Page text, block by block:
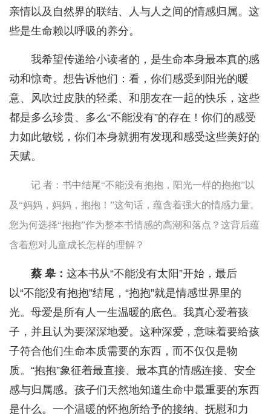
亲情以及自然界的联结、人与人之间的情感归属。这
些是生命赖以呼吸的养分。
我希望传递给小读者的，是生命本身最本真的感
动和惊奇。想告诉他们：看，你们感受到阳光的暖
意、风吹过皮肤的轻柔、和朋友在一起的快乐，这些
都是多么珍贵、多么“不能没有”的存在！你们的感受
力如此敏锐，你们本身就拥有发现和感受这些美好的
天赋。
记 者：书中结尾“不能没有抱抱，阳光一样的抱抱”以
及“妈妈，妈妈，抱抱！”这句话，蕴含着强大的情感力量。
您为何选择“抱抱”作为整本书情感的高潮和落点？这背后蕴
含着您对儿童成长怎样的理解？
蔡 皋： 这本书从“不能没有太阳”开始，最后
以“不能没有抱抱”结尾，“抱抱”就是情感世界里的
光。母爱是所有人一生温暖的底色。我真心爱着孩
子，并且认为要深深地爱。这种深爱，意味着要给孩
子符合他们生命本质需要的东西，而不仅仅是物
质。“抱抱”象征着最直接、最本真的情感连接、安全
感与归属感。孩子们天然地知道生命中最重要的东西
是什么。一个温暖的怀抱所给予的接纳、抚慰和力